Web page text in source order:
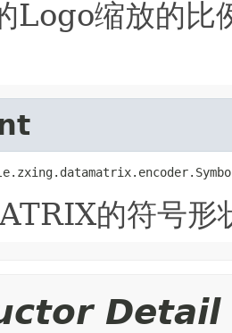
Logo缩放的比
的符号形
Detail